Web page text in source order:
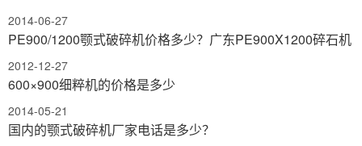
2014-06-27
PE900/1200颚式破碎机价格多少？广东PE900X1200碎石机
2012-12-27
600×900细粹机的价格是多少
2014-05-21
国内的颚式破碎机厂家电话是多少？